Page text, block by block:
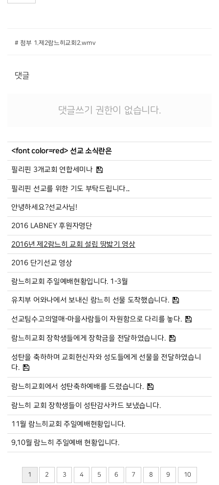
# 첨부 1.제2람느히교회2.wmv
댓글
댓글쓰기 권한이 없습니다.
<font color=red> 선교 소식란은
필리핀 3개교회 연합세미나
필리핀 선교를 위한 기도 부탁드립니다...
안녕하세요?선교사님!
2016 LABNEY 후원자명단
2016년 제2람느히 교회 설립 땅밟기 영상
2016 단기선교 영상
람느히교회 주일예배현황입니다. 1-3월
유치부 어와나에서 보내신 람느히 선물 도착했습니다.
선교팀수고의열매-마을사람들이 자원함으로 다리를 놓다.
람느히교회 장학생들에게 장학금을 전달하였습니다.
성탄을 축하하며 교회헌신자와 성도들에게 선물을 전달하였습니
다.
람느히교회에서 성탄축하예배를 드렸습니다.
람느히 교회 장학생들이 성탄감사카드 보냈습니다.
11월 람느히교회 주일예배현황입니다.
9,10월 람느히 주일예배 현황입니다.
1 2 3 4 5 6 7 8 9 10